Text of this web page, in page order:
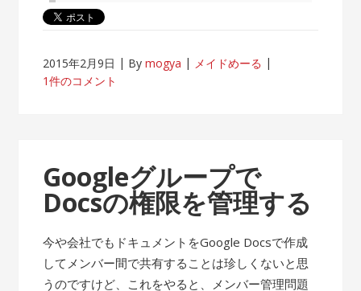
2015年2月9日 Bymogya
メイドめーる
1件のコメント
Googleグループで
Docsの権限を管理する
今や会社でもドキュメントをGoogle Docsで作成
してメンバー間で共有することは珍しくないと思
うのですけど、これをやると、メンバー管理問題